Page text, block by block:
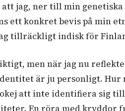
jag, ner till min
ett konkret bevis på min
tillräckligt indisk för
men när jag nu
är ju personligt. Hur
att inte identifiera sig
En röra med kryddor